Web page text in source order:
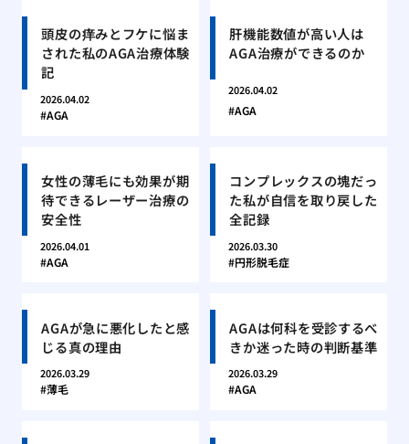
頭皮の痒みとフケに悩ま
された私のAGA治療体験
記
2026.04.02
AGA
肝機能数値が高い人は
AGA治療ができるのか
2026.04.02
AGA
女性の薄毛にも効果が期
待できるレーザー治療の
安全性
2026.04.01
AGA
コンプレックスの塊だっ
た私が自信を取り戻した
全記録
2026.03.30
円形脱毛症
AGAが急に悪化したと感
じる真の理由
2026.03.29
薄毛
AGAは何科を受診するべ
きか迷った時の判断基準
2026.03.29
AGA